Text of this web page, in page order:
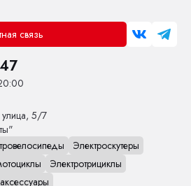
связь
5/7
Электроскутеры
Электротрициклы